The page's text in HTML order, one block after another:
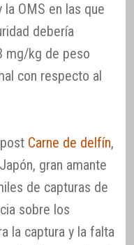
la OMS en las que
debería
mg/kg de peso
con respecto al
Carne de delfín,
gran amante
de capturas de
sobre los
la captura y la falta